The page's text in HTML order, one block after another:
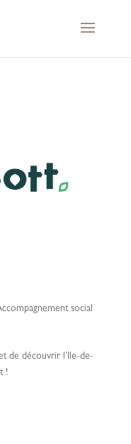
social
de découvrir l’Ile-de-
!